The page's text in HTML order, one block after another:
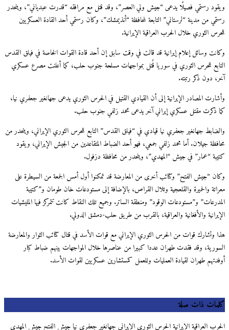
رستمي فصيلًا يدعى “جيش ولي العصر”، وقد قتل مع مرافقه “قدرت عبدياني”، وينحدر
من مدينة “لرستاني” التابعة لمحافظة “أنذيمشك”، وكان رستمي أحد القادة العسكريين
الثوري خلال الحرب العراقية الإيرانية.
وسائل إعلام إيرانية قد قالت في وقت سابق إن أحد قادة القوات الخاصة في فيلق القدس
للحرس الثوري في سوريا قُتل بمواجهات مسلحة جنوب حلب، كما أعلنت مصرع عسكري
دون ذكر رتبته.
المصادر الإيرانية إلى أن القيادي القتيل في الحرس الثوري يدعى جهانغير جعفري نيا،
ذكرت مقتل عسكري إيراني آخر يدعى محمد زلفي جنوب حلب.
جهانغير جعفري نيا قيادي في “فيلق القدس” التابع للحرس الثوري الإيراني، وينحدر من
جيلان. أما محمد زلفي جمعي، فهو أحد الضباط المتقاعدين من الجيش الإيراني، ويقود
“عمار” في جيش “المهدي”، وينحدر من محافظة دزفول.
“جيش الفتح” وكتائب أخرى من المعارضة قد تمكنوا أول أمس الجمعة من السيطرة على
والحميرة والقلعجية وتلال القراص، بالإضافة إلى مستودعات خان طومان و”كتيبة
و”مستودعات الوقود” ومنطقة الساتر. وجميع تلك النقاط كانت تتمركز فيها المليشيات
والأفغانية والعراقية، بالقرب من طريق حلب-دمشق الدولي.
وتشارك قوات من الحرس الثوري الإيراني مع قوات الأسد في قتال كتائب الثوار والمعارضة
وقد فقدت طهران عددا كبيرا من عناصرها خلال المواجهات بينهم ضباط كبار
طهران لقيادة العمليات وللعمل كمستشارين عسكريين لقوات الأسد.
ذات صلة
العراقية الإيرانية الحرس الثوري الإيراني جهانغير جعفري نيا جيش الفتح جيش المهدي